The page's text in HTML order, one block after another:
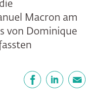
Macron am
von Dominique